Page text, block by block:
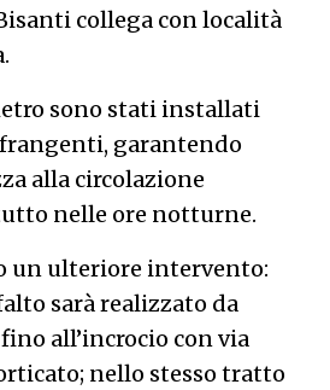
collega con località
sono stati installati
garantendo
alla circolazione
nelle ore notturne.
un ulteriore intervento:
sarà realizzato da
all’incrocio con via
nello stesso tratto